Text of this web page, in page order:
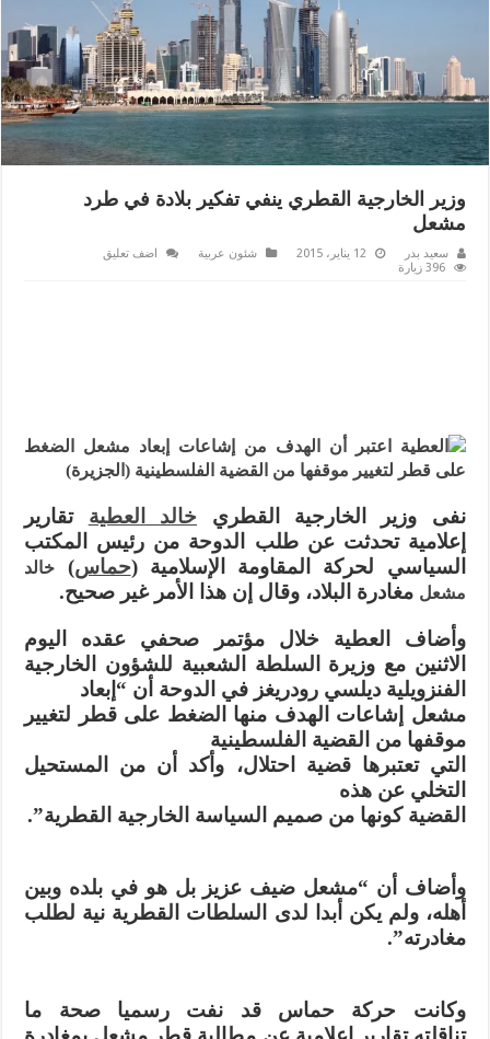
وزير الخارجية القطري ينفي تفكير بلادة في طرد
مشعل
سعيد بدر 12 يناير، 2015 شئون عربية
اضف تعليق
396 زيارة
نفى وزير الخارجية القطري خالد العطيةتقارير
إعلامية تحدثت عن طلب الدوحة من رئيس المكتب
السياسي لحركة المقاومة الإسلامية (حماس)
خالد
مشعلمغادرة البلاد، وقال إن هذا الأمر غير صحيح.
وأضاف العطية خلال مؤتمر صحفي عقده اليوم
الاثنين مع وزيرة السلطة الشعبية للشؤون الخارجية
الفنزويلية ديلسي رودريغز في الدوحة أن “إبعاد
مشعل إشاعات الهدف منها الضغط على قطر لتغيير
موقفها من القضية الفلسطينية
التي تعتبرها قضية احتلال، وأكد أن من المستحيل
التخلي عن هذه
القضية كونها من صميم السياسة الخارجية القطرية”.
وأضاف أن “مشعل ضيف عزيز بل هو في بلده وبين
أهله، ولم يكن أبدا لدى السلطات القطرية نية لطلب
مغادرته”.
وكانت حركة حماس قد نفت رسميا صحة ما